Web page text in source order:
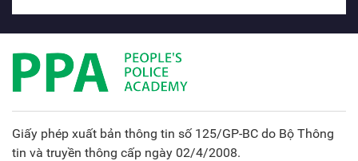
Giấy phép xuất bản thông tin số 125/GP-BC do Bộ Thông
tin và truyền thông cấp ngày 02/4/2008.